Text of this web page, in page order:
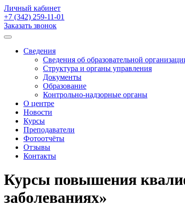
Личный кабинет
+7 (342) 259-11-01
Заказать звонок
Сведения
Сведения об образовательной
Структура и органы управления
Документы
Образование
Контрольно-надзорные органы
О центре
Новости
Курсы
Преподаватели
Фотоотчёты
Отзывы
Контакты
Курсы повышения
заболеваниях»